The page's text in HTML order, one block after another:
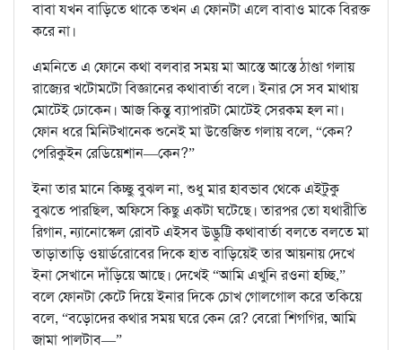
বাবা যখন বাড়িতে থাকে তখন এ ফোনটা এলে বাবাও মাকে বিরক্ত
করে না।
এমনিতে এ ফোনে কথা বলবার সময় মা আস্তে আস্তে ঠাণ্ডা গলায়
রাজ্যের খটোমটো বিজ্ঞানের কথাবার্তা বলে। ইনার সে সব মাথায়
মোটেই ঢোকেন। আজ কিন্তু ব্যাপারটা মোটেই সেরকম হল না।
ফোন ধরে মিনিটখানেক শুনেই মা উত্তেজিত গলায় বলে, “কেন?
পেরিকুইন রেডিয়েশান—কেন?”
ইনা তার মানে কিচ্ছু বুঝল না, শুধু মার হাবভাব থেকে এইটুকু
বুঝতে পারছিল, অফিসে কিছু একটা ঘটেছে। তারপর তো যথারীতি
রিগান, ন্যানোস্কেল রোবট এইসব উদ্ভুট্টি কথাবার্তা বলতে বলতে মা
তাড়াতাড়ি ওয়ার্ডরোবের দিকে হাত বাড়িয়েই তার আয়নায় দেখে
ইনা সেখানে দাঁড়িয়ে আছে। দেখেই “আমি এখুনি রওনা হচ্ছি,”
বলে ফোনটা কেটে দিয়ে ইনার দিকে চোখ গোলগোল করে তকিয়ে
বলে, “বড়োদের কথার সময় ঘরে কেন রে? বেরো শিগগির, আমি
জামা পালটাব—”